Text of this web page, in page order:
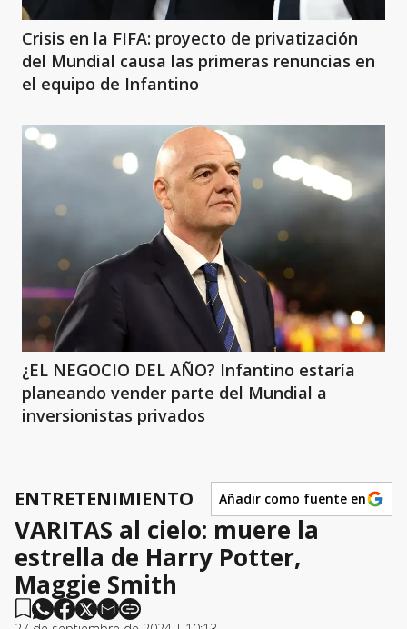
Crisis en la FIFA: proyecto de privatización
del Mundial causa las primeras renuncias en
el equipo de Infantino
¿EL NEGOCIO DEL AÑO? Infantino estaría
planeando vender parte del Mundial a
inversionistas privados
ENTRETENIMIENTO Añadir como fuente en
VARITAS al cielo: muere la
estrella de Harry Potter,
Maggie Smith